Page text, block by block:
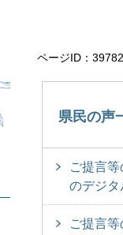
ページID：39782
県民の声
ご提言
のデジタ
ご提言